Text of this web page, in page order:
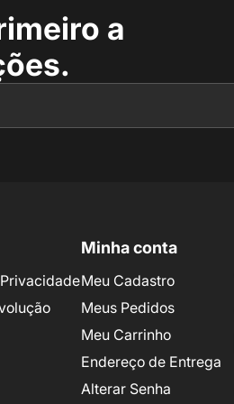
a
Minha conta
Meu Cadastro
Meus Pedidos
Meu Carrinho
Endereço de Entrega
Alterar Senha